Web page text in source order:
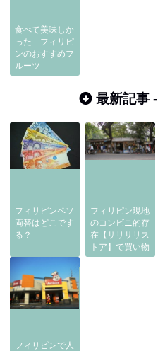
食べて美味しか
った フィリピ
ンのおすすめフ
ルーツ
最新記事 -
フィリピンペソ
両替はどこです
る？
フィリピン現地
のコンビニ的存
在【サリサリス
トア】で買い物
フィリピンで人